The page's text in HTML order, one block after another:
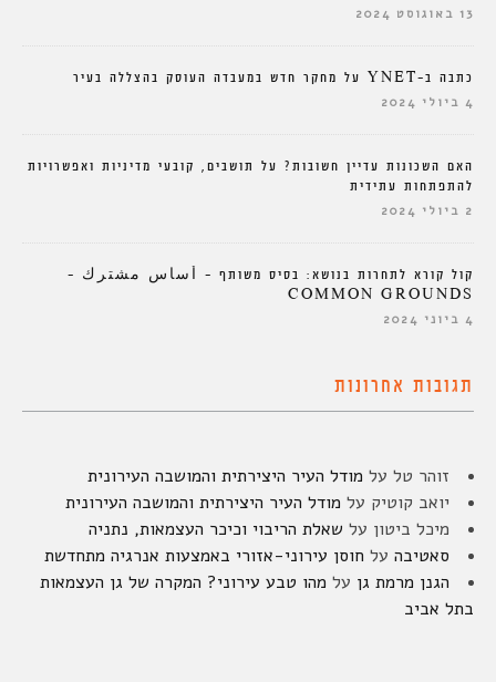
13 באוגוסט 2024
כתבה ב-YNET על מחקר חדש במעבדה העוסק בהצללה בעיר
4 ביולי 2024
האם השכונות עדיין חשובות? על תושבים, קובעי מדיניות ואפשרויות
להתפתחות עתידית
2 ביולי 2024
קול קורא לתחרות בנושא: בסיס משותף – أساس مشترك –
COMMON GROUNDS
4 ביוני 2024
תגובות אחרונות
זוהר טל על מודל העיר היצירתית והמושבה העירונית
יואב קוטיק על מודל העיר היצירתית והמושבה העירונית
מיכל ביטון על שאלת הריבוי וכיכר העצמאות, נתניה
סאטיבה על חוסן עירוני-אזורי באמצעות אנרגיה מתחדשת
הגנן מרמת גן על מהו טבע עירוני? המקרה של גן העצמאות
בתל אביב